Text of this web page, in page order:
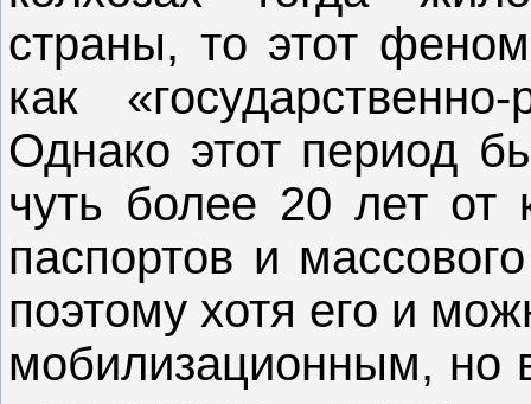
страны, то этот
как
Однако этот период
чуть более 20 лет от
паспортов и
поэтому хотя его и
мобилизационным, но